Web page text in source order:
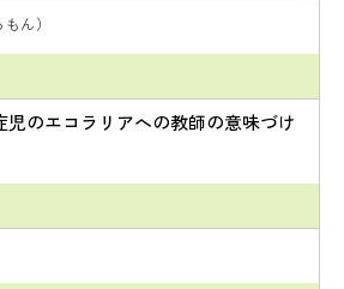
ん）
児のエコラリアへの教師の意味づけ